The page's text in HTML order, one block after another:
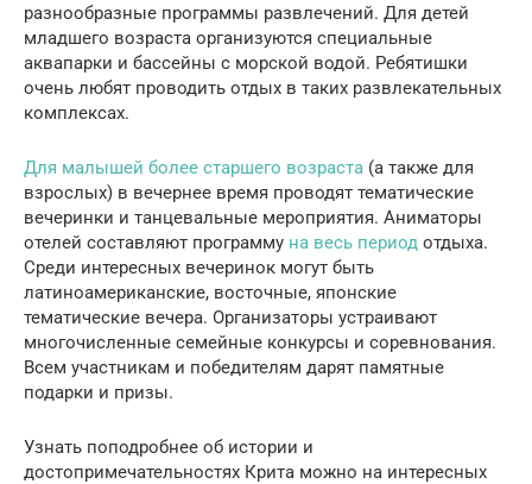
разнообразные программы развлечений. Для детей
младшего возраста организуются специальные
аквапарки и бассейны с морской водой. Ребятишки
очень любят проводить отдых в таких развлекательных
комплексах.
Для малышей более старшего возраста (а также для
взрослых) в вечернее время проводят тематические
вечеринки и танцевальные мероприятия. Аниматоры
отелей составляют программу на весь период отдыха.
Среди интересных вечеринок могут быть
латиноамериканские, восточные, японские
тематические вечера. Организаторы устраивают
многочисленные семейные конкурсы и соревнования.
Всем участникам и победителям дарят памятные
подарки и призы.
Узнать поподробнее об истории и
достопримечательностях Крита можно на интересных